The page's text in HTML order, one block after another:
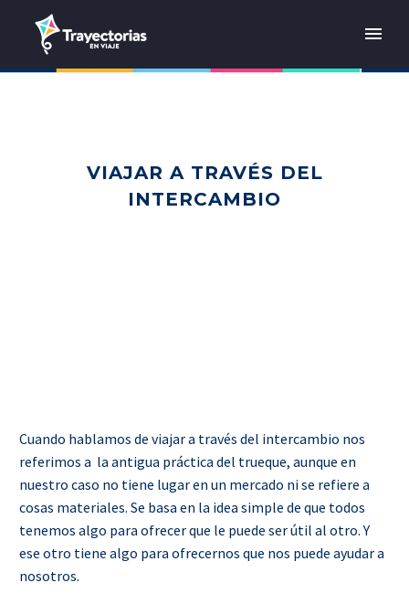
VIAJAR A TRAVÉS DEL
INTERCAMBIO
Cuando hablamos de viajar a través del intercambio nos
referimos a la antigua práctica del trueque, aunque en
nuestro caso no tiene lugar en un mercado ni se refiere a
cosas materiales. Se basa en la idea simple de que todos
tenemos algo para ofrecer que le puede ser útil al otro. Y
ese otro tiene algo para ofrecernos que nos puede ayudar a
nosotros.